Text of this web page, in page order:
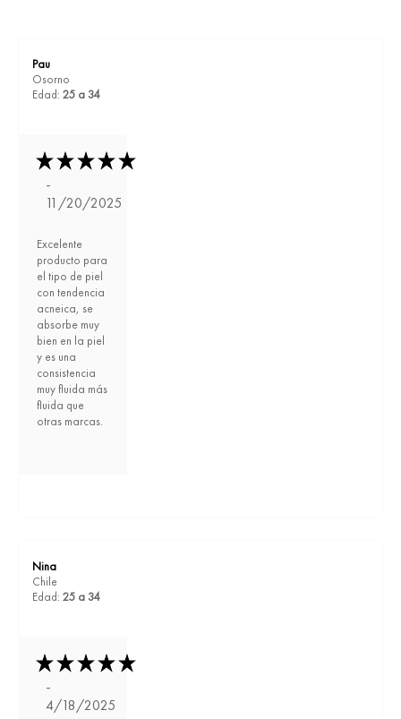
Pau
Osorno
Edad: 25 a 34
-
11/20/2025
Excelente
producto para
el tipo de piel
con tendencia
acneica, se
absorbe muy
bien en la piel
y es una
consistencia
muy fluida más
fluida que
otras marcas.
Nina
Chile
Edad: 25 a 34
-
4/18/2025